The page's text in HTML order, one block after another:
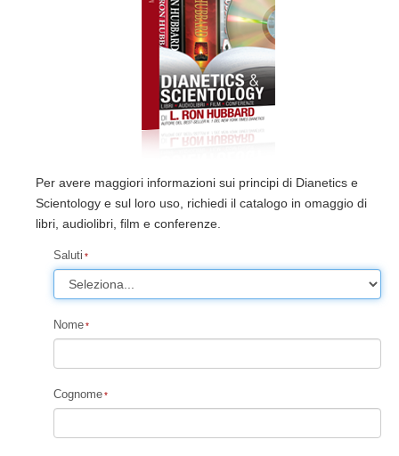
Per avere maggiori informazioni sui principi di Dianetics e
Scientology e sul loro uso, richiedi il catalogo in omaggio di
libri, audiolibri, film e conferenze.
Saluti
Nome
Cognome